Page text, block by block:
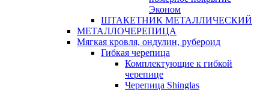
Эконом
ШТАКЕТНИК МЕТАЛЛИЧЕСКИЙ
МЕТАЛЛОЧЕРЕПИЦА
Мягкая кровля, ондулин, рубероид
Гибкая черепица
Комплектующие к гибкой
черепице
Черепица Shinglas